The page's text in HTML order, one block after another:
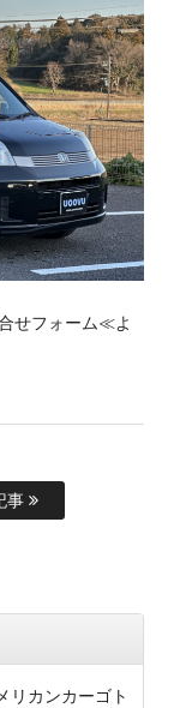
せフォーム≪よ
事
カンカーゴト